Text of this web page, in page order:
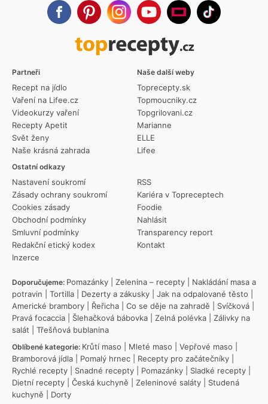
Partneři
Recept na jídlo
Vaření na Lifee.cz
Videokurzy vaření
Recepty Apetit
Svět ženy
Naše krásná zahrada
Ostatní odkazy
Nastavení soukromí
Zásady ochrany soukromí
Cookies zásady
Obchodní podmínky
Smluvní podmínky
Redakční etický kodex
Inzerce
RSS
Kariéra v Topreceptech
Foodie
Nahlásit
Transparency report
Kontakt
Naše další weby
Toprecepty.sk
Topmoucniky.cz
Topgrilovani.cz
Marianne
ELLE
Lifee
Doporučujeme: Pomazánky Zelenina – recepty
Nakládání masa a
potravin
Tortilla Dezerty a zákusky Jak na odpalované těsto
Americké brambory
Řeřicha Co se děje na zahradě Svíčková
Pravá focaccia
Šlehačková bábovka Zelná polévka
Zálivky na
salát
Třešňová bublanina
Oblíbené kategorie: Krůtí maso Mleté maso Vepřové maso
Bramborová jídla
Pomalý hrnec Recepty pro začátečníky
Rychlé recepty
Snadné recepty Pomazánky Sladké recepty
Dietní recepty
Česká kuchyně Zeleninové saláty
Studená
kuchyně
Dorty